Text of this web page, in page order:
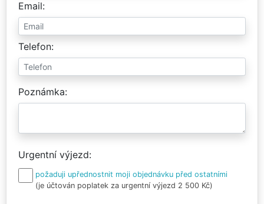
Email
Telefon
Poznámka
Urgentní výjezd
požaduji upřednostnit moji objednávku před ostatními
(je účtován poplatek za urgentní výjezd 2 500 Kč)